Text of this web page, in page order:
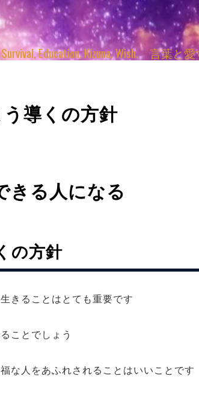
Education, Kizuna, Wish. 言
導くの方針
きる人になる
の方針
きることはとても重要です
ことでしょう
人をあふれされることはいいことです